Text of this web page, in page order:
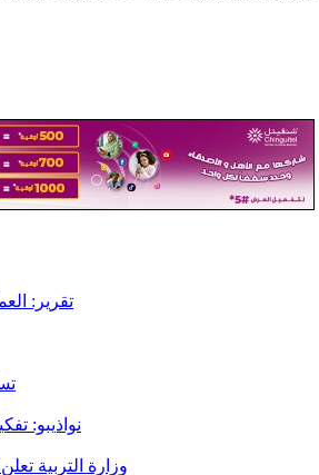
تقرير:
نواذيبو:
وزارة التربية